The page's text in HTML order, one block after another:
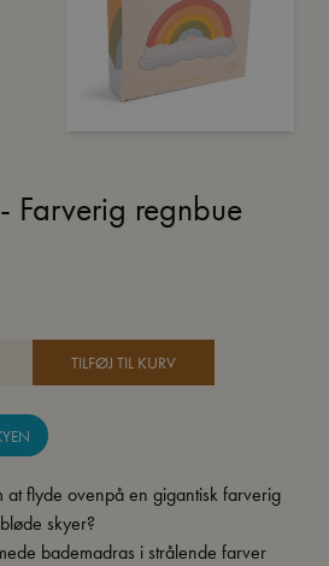
Farverig regnbue
TILFØJ TIL KURV
at flyde ovenpå en gigantisk farverig
skyer?
bademadras i strålende farver